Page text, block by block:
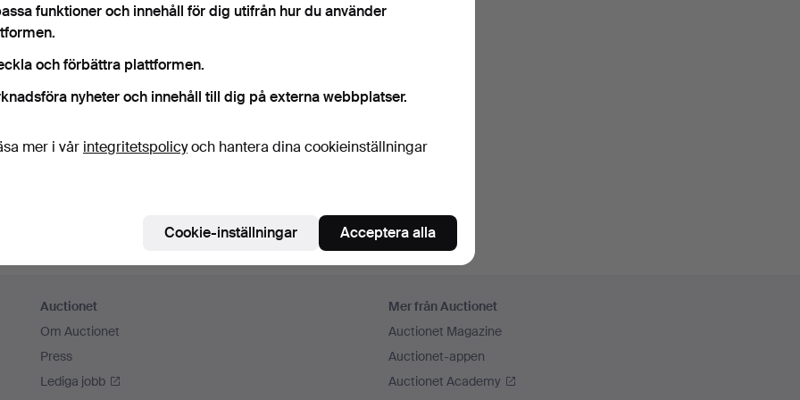
ihåg mig
Logga in
Auctionet
Om Auctionet
Press
Lediga jobb
Mer från Auctionet
Auctionet Magazine
Auctionet-appen
Auctionet Academy
funktioner och innehåll för dig utifrån hur du använder
och förbättra plattformen.
nyheter och innehåll till dig på externa webbplatser.
mer i vår integritetspolicyoch hantera dina cookieinställningar
Cookie-inställningar Acceptera alla